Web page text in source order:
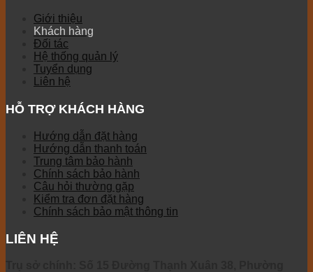
Giới thiệu
Khách hàng
Đối tác
Hệ thống quản lý
Tuyển dụng
Liên hệ
HỖ TRỢ KHÁCH HÀNG
Hướng dẫn đặt hàng
Hướng dẫn thanh toán
Trung tâm bảo hành
Chính sách bảo hành
Câu hỏi thường gặp
Kiểm tra đơn đặt hàng
Chính sách bảo mật thông tin
LIÊN HỆ